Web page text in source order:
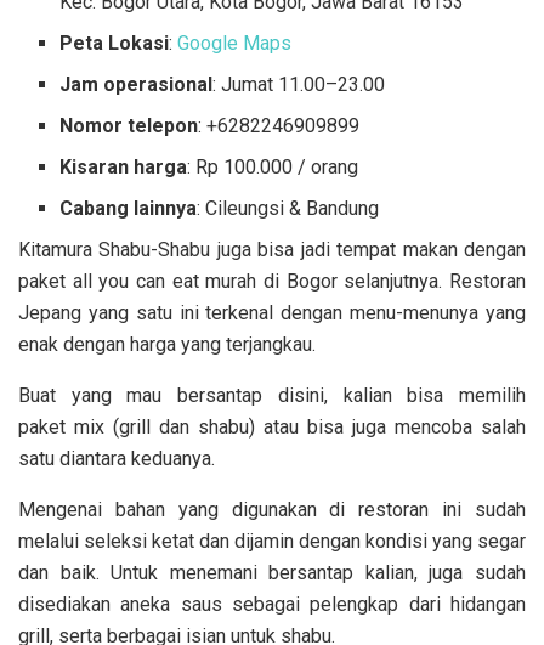
Peta Lokasi:Google Maps
Jam operasional: Jumat 11.00–23.00
Nomor telepon: +6282246909899
Kisaran harga: Rp 100.000 / orang
Cabang lainnya: Cileungsi & Bandung
Kitamura Shabu-Shabu juga bisa jadi tempat makan dengan
paket all you can eat murah di Bogor selanjutnya. Restoran
Jepang yang satu ini terkenal dengan menu-menunya yang
enak dengan harga yang terjangkau.
Buat yang mau bersantap disini, kalian bisa memilih
paket mix (grill dan shabu) atau bisa juga mencoba salah
satu diantara keduanya.
Mengenai bahan yang digunakan di restoran ini sudah
melalui seleksi ketat dan dijamin dengan kondisi yang segar
dan baik. Untuk menemani bersantap kalian, juga sudah
disediakan aneka saus sebagai pelengkap dari hidangan
grill, serta berbagai isian untuk shabu.